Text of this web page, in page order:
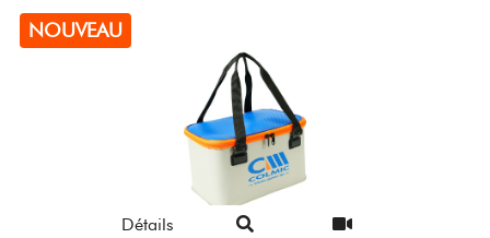
Détails
NOUVEAU